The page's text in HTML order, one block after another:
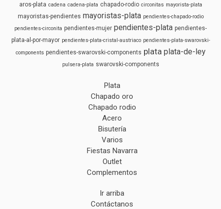
aros-plata cadena cadena-plata chapado-rodio circonitas mayorista-plata
mayoristas-pendientes mayoristas-plata pendientes-chapado-rodio
pendientes-circonita pendientes-mujer pendientes-plata pendientes-
plata-al-por-mayor pendientes-plata-cristal-austriaco pendientes-plata-swarovski-
components pendientes-swarovski-components plata plata-de-ley
pulsera-plata swarovski-components
Plata
Chapado oro
Chapado rodio
Acero
Bisutería
Varios
Fiestas Navarra
Outlet
Complementos
Ir arriba
Contáctanos